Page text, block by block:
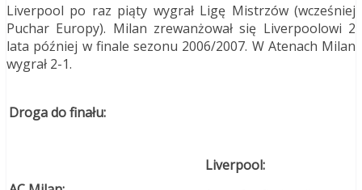
Liverpool po raz piąty wygrał Ligę Mistrzów (wcześniej
Puchar Europy). Milan zrewanżował się Liverpoolowi 2
lata później w finale sezonu 2006/2007. W Atenach Milan
wygrał 2-1.
Droga do finału:
Liverpool: